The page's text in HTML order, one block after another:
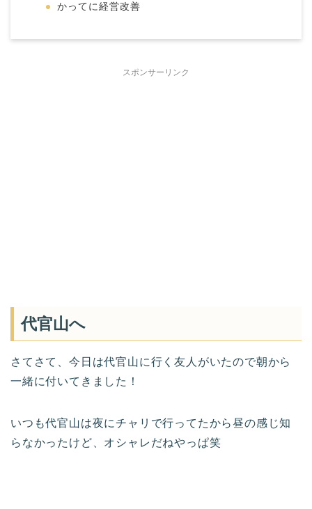
かってに経営改善
スポンサーリンク
代官山へ
さてさて、今日は代官山に行く友人がいたので朝から
一緒に付いてきました！
いつも代官山は夜にチャリで行ってたから昼の感じ知
らなかったけど、オシャレだねやっぱ笑